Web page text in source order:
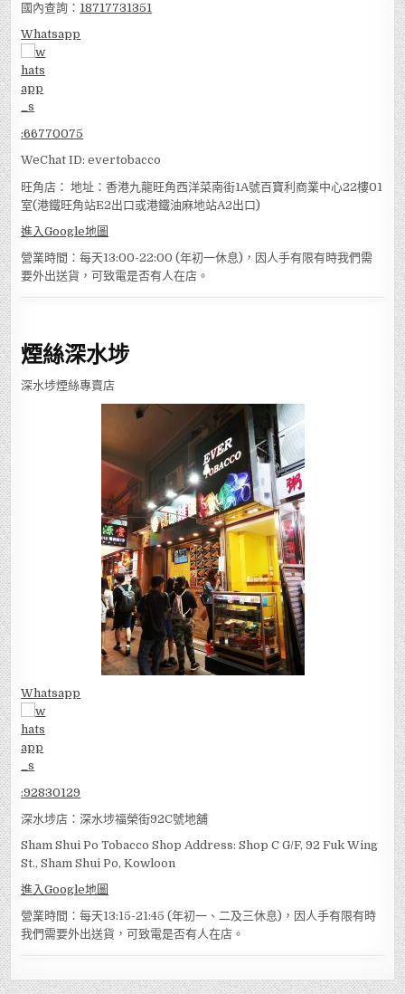
國內查詢： 18717731351
Whatsapp
:66770075
WeChat ID: evertobacco
旺角店： 地址：香港九龍旺角西洋菜南街1A號百寶利商業中心22樓01
室(港鐵旺角站E2出口或港鐵油麻地站A2出口)
進入Google地圖
營業時間：每天13:00-22:00 (年初一休息)，因人手有限有時我們需
要外出送貨，可致電是否有人在店。
煙絲深水埗
深水埗煙絲專賣店
Whatsapp
:92830129
深水埗店：深水埗福榮街92C號地舖
Sham Shui Po Tobacco Shop Address: Shop C G/F, 92 Fuk Wing
St., Sham Shui Po, Kowloon
進入Google地圖
營業時間：每天13:15-21:45 (年初一、二及三休息)，因人手有限有時
我們需要外出送貨，可致電是否有人在店。